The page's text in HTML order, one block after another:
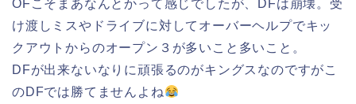
OFこそまあなんとかって感じでしたが、DFは崩壊。受
け渡しミスやドライブに対してオーバーヘルプでキッ
クアウトからのオープン３が多いこと多いこと。
DFが出来ないなりに頑張るのがキングスなのですがこ
のDFでは勝てませんよね